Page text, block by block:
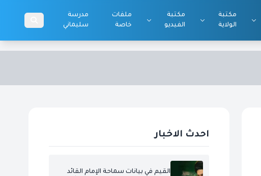
مكتبة
الولاية
مكتبة
الفيديو
ملفات
خاصة
مدرسة
سليماني
احدث الاخبار
القيم في بيانات سماحة الإمام القائد